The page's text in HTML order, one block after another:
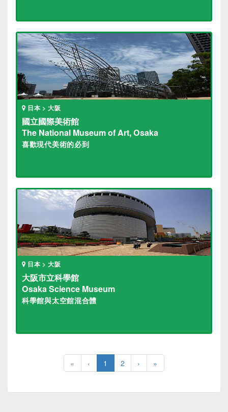
日本 > 大阪
國立國際美術館
The National Museum of Art, Osaka
喜歡現代美術的必到
日本 > 大阪
大阪市立科學館
Osaka Science Museum
科學館與太空館混合體
« ‹ 1 2 › »